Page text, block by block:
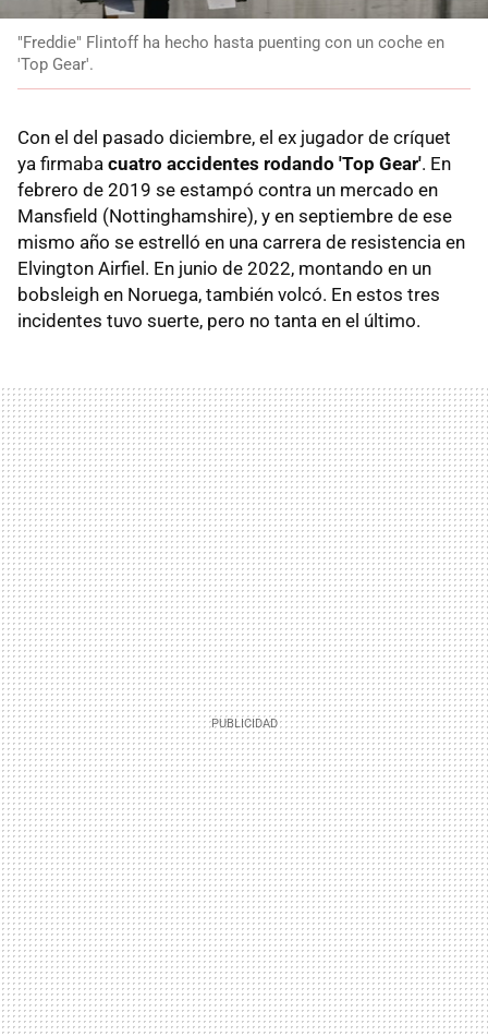
"Freddie" Flintoff ha hecho hasta puenting con un coche en
'Top Gear'.
Con el del pasado diciembre, el ex jugador de críquet
ya firmaba cuatro accidentes rodando 'Top Gear'. En
febrero de 2019 se estampó contra un mercado en
Mansfield (Nottinghamshire), y en septiembre de ese
mismo año se estrelló en una carrera de resistencia en
Elvington Airfiel. En junio de 2022, montando en un
bobsleigh en Noruega, también volcó. En estos tres
incidentes tuvo suerte, pero no tanta en el último.